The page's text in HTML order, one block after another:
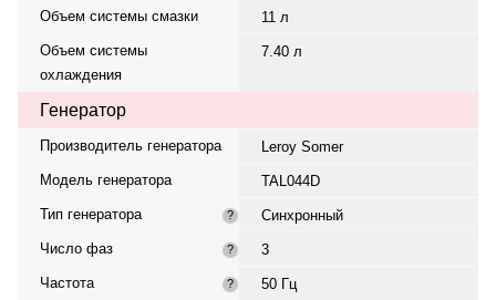
Объем системы смазки
11 л
Объем системы
охлаждения
7.40 л
Генератор
Производитель генератора
Leroy Somer
Модель генератора
TAL044D
Тип генератора
?
Синхронный
Число фаз
?
3
Частота
?
50 Гц